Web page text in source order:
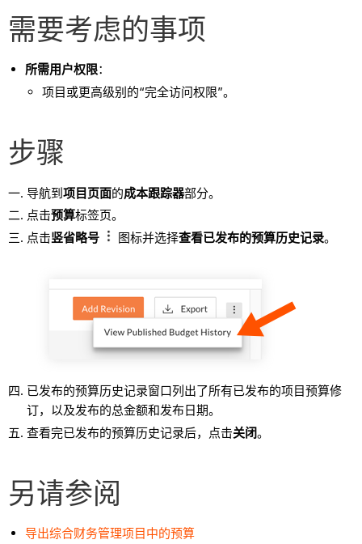
需要考虑的事项
所需用户权限：
项目或更高级别的“完全访问权限”。
步骤
导航到项目页面的成本跟踪器部分。
点击预算标签页。
点击竖省略号 图标并选择查看已发布的预算历史记录。
已发布的预算历史记录窗口列出了所有已发布的项目预算修
订，以及发布的总金额和发布日期。
查看完已发布的预算历史记录后，点击关闭。
另请参阅
导出综合财务管理项目中的预算